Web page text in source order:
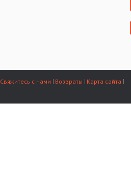
Свяжитесь с нами Возвраты Карта сайта